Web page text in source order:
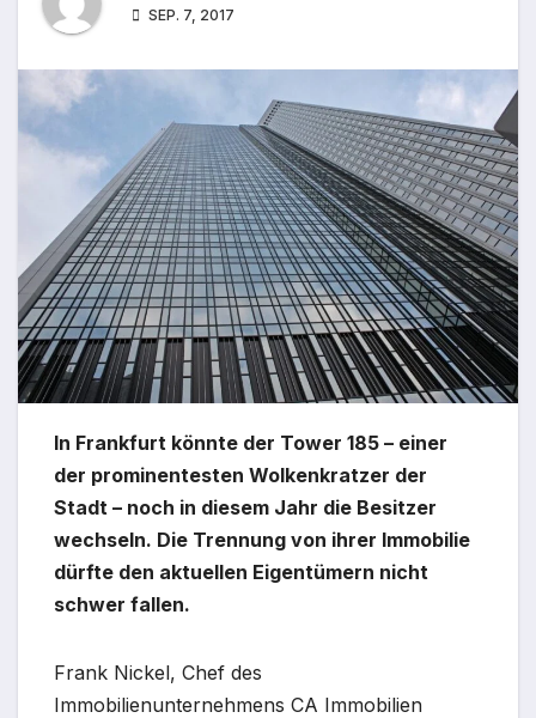
SEP. 7, 2017
In Frankfurt könnte der Tower 185 – einer
der prominentesten Wolkenkratzer der
Stadt – noch in diesem Jahr die Besitzer
wechseln. Die Trennung von ihrer Immobilie
dürfte den aktuellen Eigentümern nicht
schwer fallen.
Frank Nickel, Chef des
Immobilienunternehmens CA Immobilien